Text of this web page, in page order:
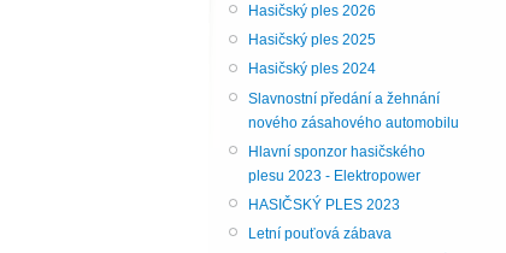
Hasičský ples 2026
Hasičský ples 2025
Hasičský ples 2024
Slavnostní předání a žehnání
nového zásahového automobilu
Hlavní sponzor hasičského
plesu 2023 - Elektropower
HASIČSKÝ PLES 2023
Letní pouťová zábava